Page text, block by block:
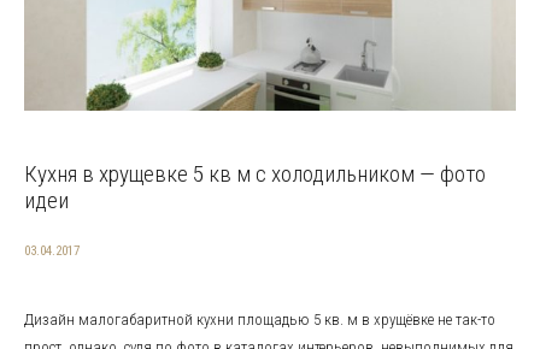
Кухня в хрущевке 5 кв м с холодильником — фото
идеи
03.04.2017
Дизайн малогабаритной кухни площадью 5 кв. м в хрущёвке не так-то